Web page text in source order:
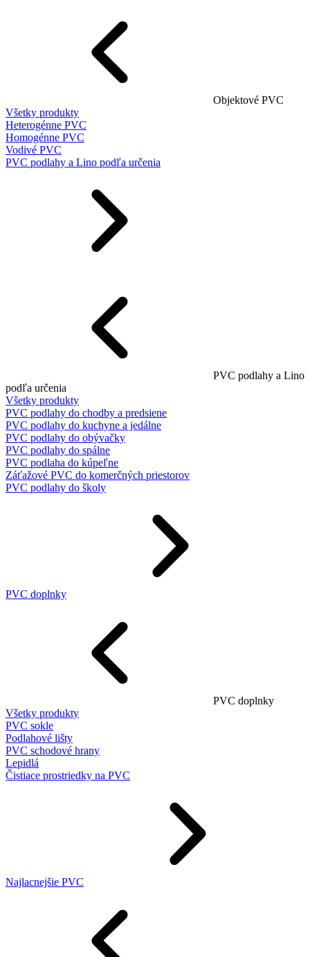
Objektové PVC
Všetky produkty
Heterogénne PVC
Homogénne PVC
Vodivé PVC
PVC podlahy a Lino podľa určenia
PVC podlahy a Lino
podľa určenia
Všetky produkty
PVC podlahy do chodby a predsiene
PVC podlahy do kuchyne a jedálne
PVC podlahy do obývačky
PVC podlahy do spálne
PVC podlaha do kúpeľne
Záťažové PVC do komerčných priestorov
PVC podlahy do školy
PVC doplnky
PVC doplnky
Všetky produkty
PVC sokle
Podlahové lišty
PVC schodové hrany
Lepidlá
Čistiace prostriedky na PVC
Najlacnejšie PVC